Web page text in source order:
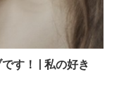
す！ | 私の好き